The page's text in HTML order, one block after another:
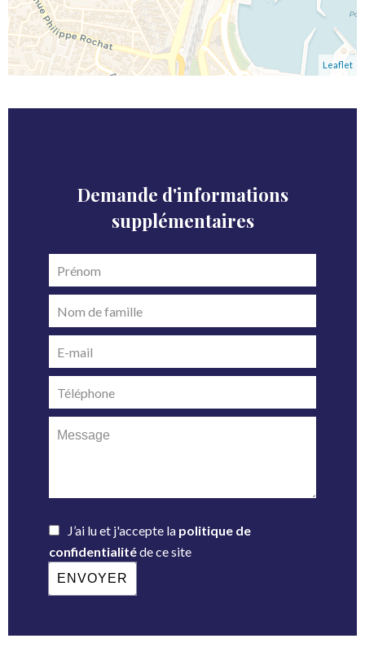
Leaflet
Demande d'informations
supplémentaires
J’ai lu et j'accepte la politique de
confidentialitéde ce site
ENVOYER